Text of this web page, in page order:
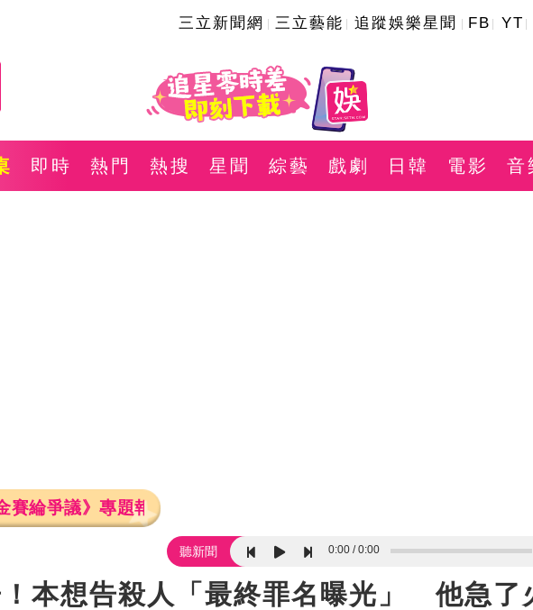
三立新聞網 三立藝能 追蹤娛樂星聞 FB YT
即時 熱門 熱搜 星聞 綜藝 戲劇 日韓 電影 音
綸爭議》專題報導
聽新聞 0:00 0:00
本想告殺人「最終罪名曝光」 他急了